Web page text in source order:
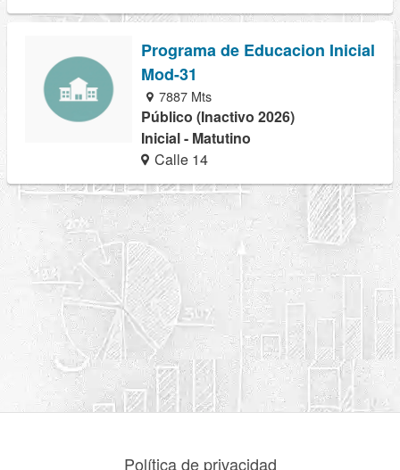
Programa de Educacion Inicial
Mod-31
7887 Mts
Público (Inactivo 2026)
Inicial - Matutino
Calle 14
Política de privacidad